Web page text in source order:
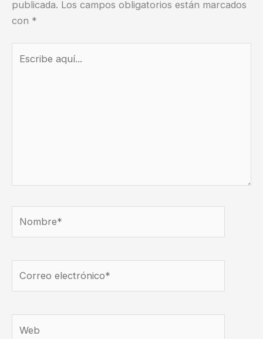
publicada. Los campos obligatorios están marcados
con *
aquí...
electrónico*